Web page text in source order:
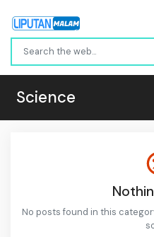
Science
No posts found in this